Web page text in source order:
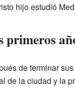
hijo estudió
primeros
de terminar
de la ciudad y la